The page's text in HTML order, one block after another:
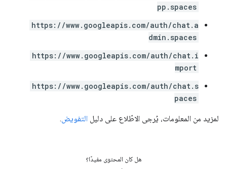
pp.spaces
https://www.googleapis.com/auth/chat.a
dmin.spaces
https://www.googleapis.com/auth/chat.i
mport
https://www.googleapis.com/auth/chat.s
paces
لمزيد من المعلومات، يُرجى الاطّلاع على دليل التفويض.
هل كان المحتوى مفيدًا؟